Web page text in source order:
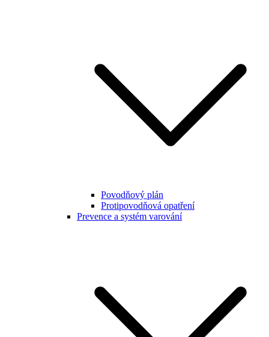
Povodňový plán
Protipovodňová opatření
Prevence a systém varování